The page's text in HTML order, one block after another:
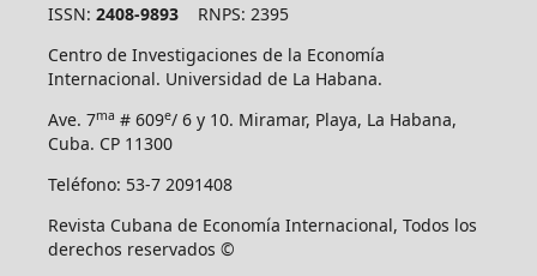
ISSN: 2408-9893RNPS: 2395
Centro de Investigaciones de la Economía
Internacional. Universidad de La Habana.
Ave. 7ma # 609e/ 6 y 10. Miramar, Playa, La Habana,
Cuba. CP 11300
Teléfono: 53-7 2091408
Revista Cubana de Economía Internacional, Todos los
derechos reservados ©